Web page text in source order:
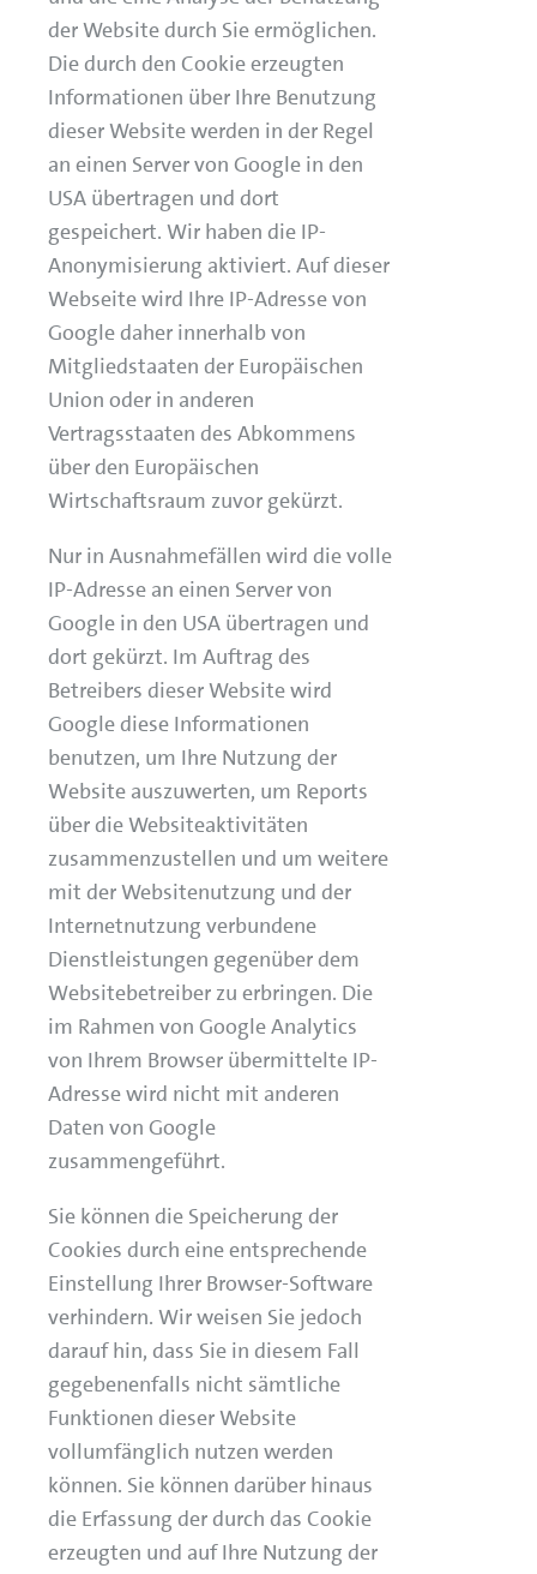
der Website durch Sie ermöglichen.
Die durch den Cookie erzeugten
Informationen über Ihre Benutzung
dieser Website werden in der Regel
an einen Server von Google in den
USA übertragen und dort
gespeichert. Wir haben die IP-
Anonymisierung aktiviert. Auf dieser
Webseite wird Ihre IP-Adresse von
Google daher innerhalb von
Mitgliedstaaten der Europäischen
Union oder in anderen
Vertragsstaaten des Abkommens
über den Europäischen
Wirtschaftsraum zuvor gekürzt.
Nur in Ausnahmefällen wird die volle
IP-Adresse an einen Server von
Google in den USA übertragen und
dort gekürzt. Im Auftrag des
Betreibers dieser Website wird
Google diese Informationen
benutzen, um Ihre Nutzung der
Website auszuwerten, um Reports
über die Websiteaktivitäten
zusammenzustellen und um weitere
mit der Websitenutzung und der
Internetnutzung verbundene
Dienstleistungen gegenüber dem
Websitebetreiber zu erbringen. Die
im Rahmen von Google Analytics
von Ihrem Browser übermittelte IP-
Adresse wird nicht mit anderen
Daten von Google
zusammengeführt.
Sie können die Speicherung der
Cookies durch eine entsprechende
Einstellung Ihrer Browser-Software
verhindern. Wir weisen Sie jedoch
darauf hin, dass Sie in diesem Fall
gegebenenfalls nicht sämtliche
Funktionen dieser Website
vollumfänglich nutzen werden
können. Sie können darüber hinaus
die Erfassung der durch das Cookie
erzeugten und auf Ihre Nutzung der